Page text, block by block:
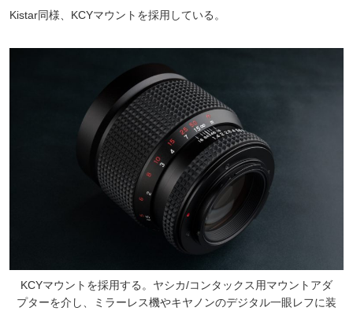
Kistar同様、KCYマウントを採用している。
KCYマウントを採用する。ヤシカ/コンタックス用マウントアダ
プターを介し、ミラーレス機やキヤノンのデジタル一眼レフに装